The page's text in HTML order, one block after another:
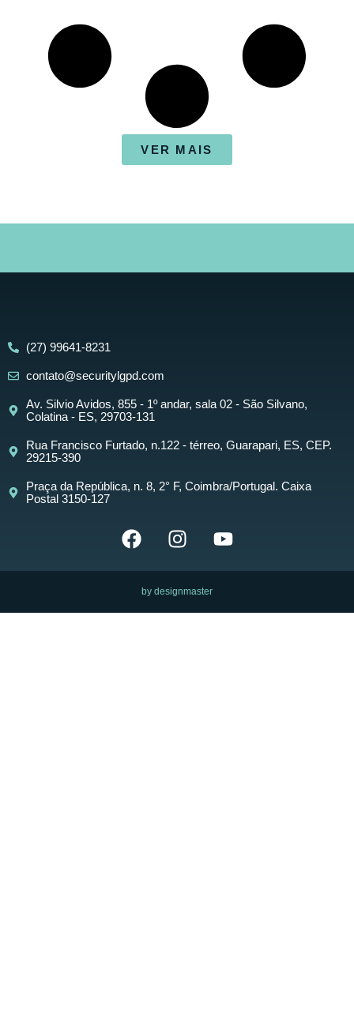
VER MAIS
(27) 99641-8231
contato@securitylgpd.com
Av. Silvio Avidos, 855 - 1º andar, sala 02 - São Silvano,
Colatina - ES, 29703-131
Rua Francisco Furtado, n.122 - térreo, Guarapari, ES, CEP.
29215-390
Praça da República, n. 8, 2° F, Coimbra/Portugal. Caixa
Postal 3150-127
by designmaster